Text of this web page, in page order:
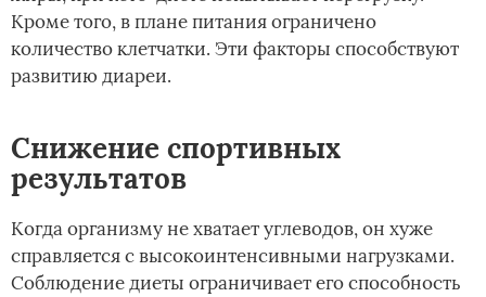
Кроме того, в плане питания ограничено
количество клетчатки. Эти факторы способствуют
развитию диареи.
Снижение спортивных
результатов
Когда организму не хватает углеводов, он хуже
справляется с высокоинтенсивными нагрузками.
Соблюдение диеты ограничивает его способность